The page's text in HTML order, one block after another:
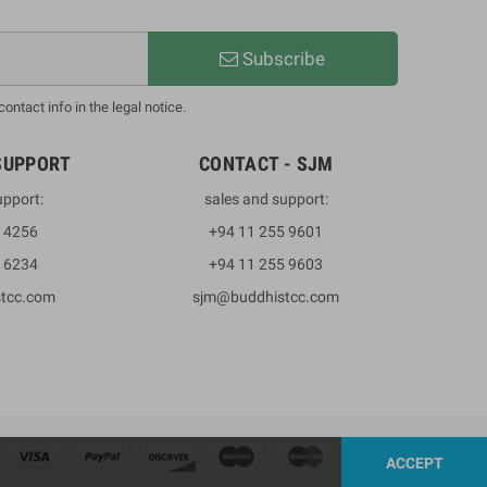
Subscribe
info in the legal notice.
4256
6234
CONTACT - SJM
sales and support:
+94 11 255 9601
+94 11 255 9603
sjm@buddhistcc.com
ACCEPT